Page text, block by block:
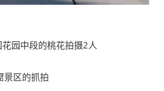
园中段的桃花拍摄2人
景区的抓拍